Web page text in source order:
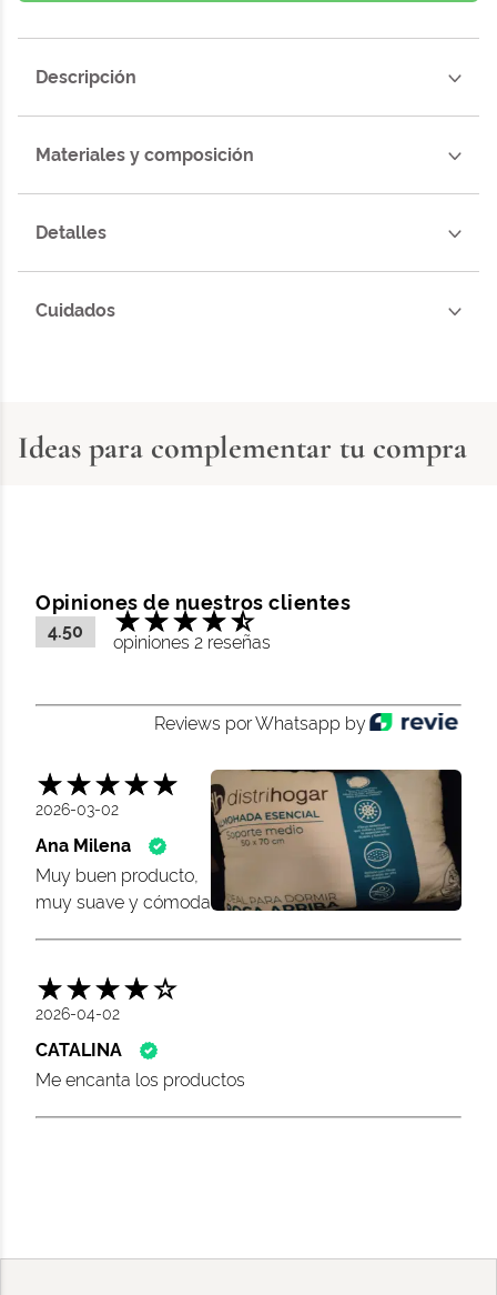
Descripción
Materiales y composición
Detalles
Cuidados
Ideas para complementar tu compra
Opiniones de nuestros clientes
4.50
opiniones 2 reseñas
Reviews por Whatsapp by
2026-03-02
Ana Milena
Muy buen producto,
muy suave y cómoda
2026-04-02
CATALINA
Me encanta los productos